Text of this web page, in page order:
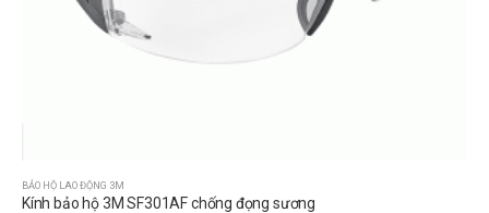
BẢO HỘ LAO ĐỘNG 3M
Kính bảo hộ 3M SF301AF chống đọng sương